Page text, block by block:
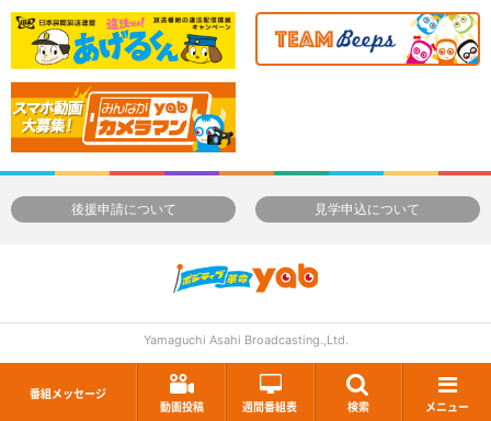
番組メッセージ
動画投稿
週間番組表 検索 メニュー
後援申請について 見学申込について
Yamaguchi Asahi Broadcasting.,Ltd.